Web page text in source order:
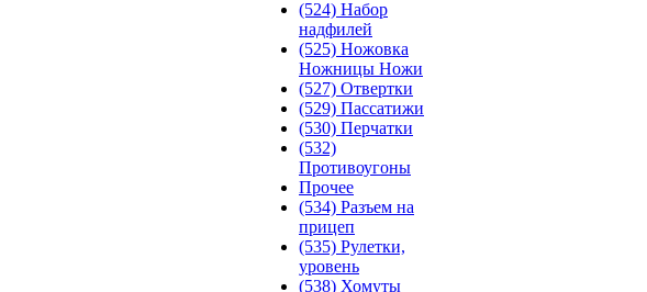
(524) Набор
надфилей
(525) Ножовка
Ножницы Ножи
(527) Отвертки
(529) Пассатижи
(530) Перчатки
(532)
Противоугоны
Прочее
(534) Разъем на
прицеп
(535) Рулетки,
уровень
(538) Хомуты